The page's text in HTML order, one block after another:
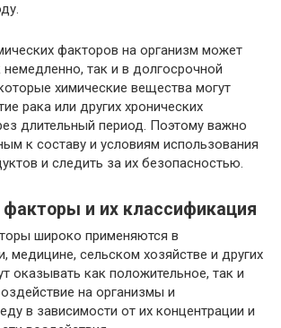
факторов на организм может
немедленно, так и в долгосрочной
химические вещества могут
рака или других хронических
длительный период. Поэтому важно
к составу и условиям использования
и следить за их безопасностью.
и их классификация
широко применяются в
медицине, сельском хозяйстве и других
оказывать как положительное, так и
на организмы и
в зависимости от их концентрации и